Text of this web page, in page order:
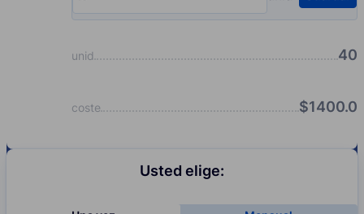
unid 40
coste $1400.0
Usted elige: